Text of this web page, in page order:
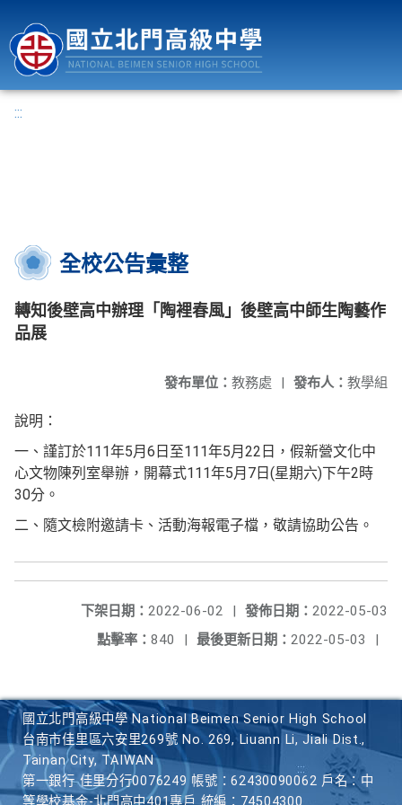
:::
全校公告彙整
轉知後壁高中辦理「陶裡春風」後壁高中師生陶藝作
品展
發布人： 教學組
發布單位： 教務處 |
說明：
一、謹訂於111年5月6日至111年5月22日，假新營文化中
心文物陳列室舉辦，開幕式111年5月7日(星期六)下午2時
30分。
二、隨文檢附邀請卡、活動海報電子檔，敬請協助公告。
發佈日期： 2022-05-03
下架日期： 2022-06-02
|
最後更新日期： 2022-05-03 |
點擊率： 840 |
國立北門高級中學 National Beimen Senior High School
台南市佳里區六安里269號 No. 269, Liuann Li, Jiali Dist.,
Tainan City, TAIWAN
第一銀行 佳里分行0076249 帳號：62430090062 戶名：中
等學校基金-北門高中401專戶 統編：74504300